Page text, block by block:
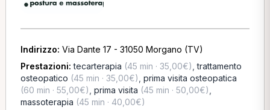
Indirizzo: Via Dante 17 - 31050 Morgano (TV)
Prestazioni:tecarterapia (45 min · 35,00€) ,trattamento
osteopatico (45 min · 35,00€) prima visita osteopatica
(60 min · 55,00€) prima visita (45 min · 50,00€)
massoterapia (45 min · 40,00€)